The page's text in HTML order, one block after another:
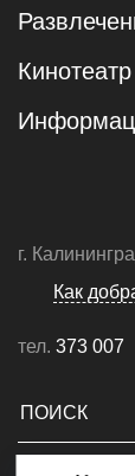
Кинотеатр
г.
Как
тел. 373 007